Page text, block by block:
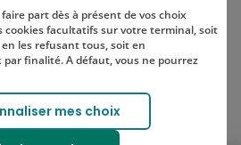
SUR LES RÉSEAUX
SOCIAUX
Lien vers le compte Instagram
Lien vers le compte TikTok
part dès à présent de vos choix
cookies facultatifs sur votre terminal, soit
les refusant tous, soit en
finalité. A défaut, vous ne pourrez
être modifié à tout moment, en cliquant
de page.
de traitement et les
mes choix